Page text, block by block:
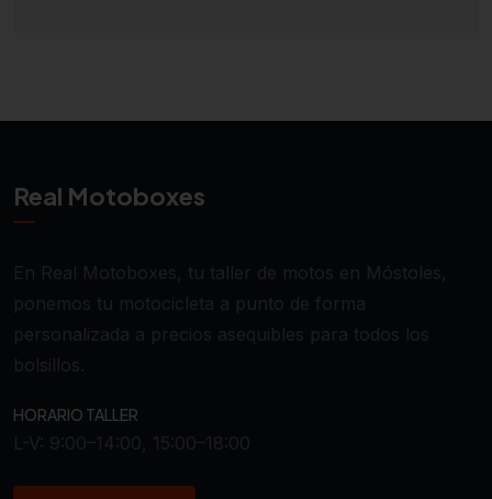
Real Motoboxes
En Real Motoboxes, tu taller de motos en Móstoles,
ponemos tu motocicleta a punto de forma
personalizada a precios asequibles para todos los
bolsillos.
HORARIO TALLER
L-V: 9:00–14:00, 15:00–18:00